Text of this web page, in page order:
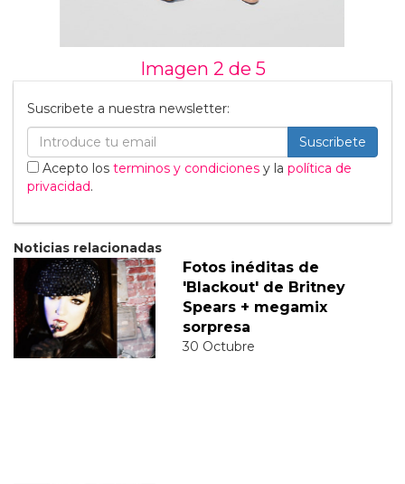
Imagen 2 de 5
Suscribete a nuestra newsletter:
Suscribete
Acepto los terminos y condiciones y la política de
privacidad.
Noticias relacionadas
Fotos inéditas de
'Blackout' de Britney
Spears + megamix
sorpresa
30 Octubre